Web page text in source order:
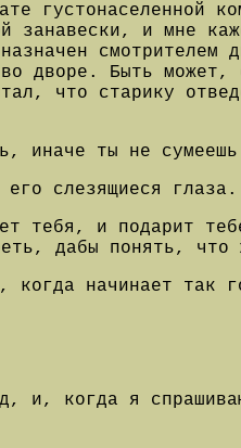
густонаселенной
занавески, и мне
дворе. Быть может,
что старику
иначе ты не
слезящиеся глаза.
тебя, и подарит
дабы понять, что
когда начинает так
и, когда я